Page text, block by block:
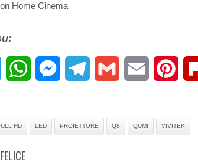
Home Cinema
Twitter WhatsAppMessengerTelegramGmail Email
HD LED PROIETTORE Q8 QUMI VIVITEK